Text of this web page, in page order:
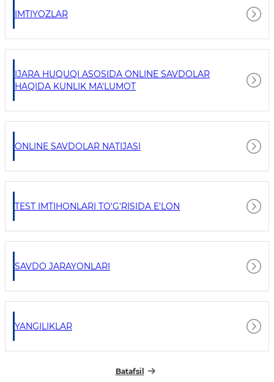
IMTIYOZLAR
IJARA HUQUQI ASOSIDA ONLINE SAVDOLAR
HAQIDA KUNLIK MA'LUMOT
ONLINE SAVDOLAR NATIJASI
TEST IMTIHONLARI TO'G'RISIDA E'LON
SAVDO JARAYONLARI
YANGILIKLAR
Batafsil